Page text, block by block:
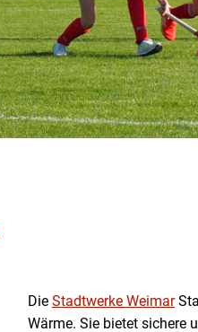
Die Stadtwerke Weimar
Wärme. Sie bietet sichere